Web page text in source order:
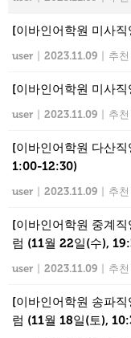
[이바인어학원 미사
user | 2023.11.09 | 추
[이바인어학원 미사
user | 2023.11.09 | 추
[이바인어학원 다산
1:00-12:30)
user | 2023.11.09 | 추
[이바인어학원 중계
럼 (11월 22일(수),
user | 2023.11.09 | 추
[이바인어학원 송파
럼 (11월 18일(토),